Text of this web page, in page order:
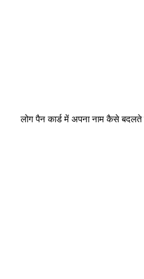
लोग पैन कार्ड में अपना नाम कैसे